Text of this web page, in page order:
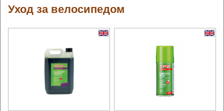
Уход за велосипедом